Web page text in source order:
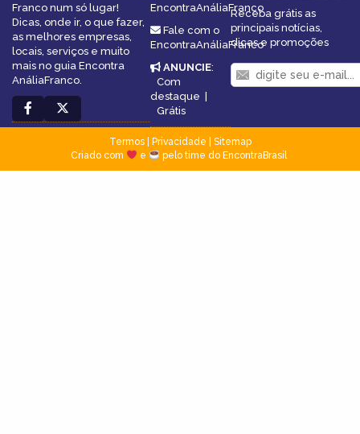
Franco num só lugar!
Dicas, onde ir, o que fazer,
as melhores empresas,
locais, serviços e muito
mais no guia Encontra
AnáliaFranco.
EncontraAnáliaFranco
Fale com o
EncontraAnáliaFranco
ANUNCIE:
Com
destaque |
Grátis
Receba grátis as
principais notícias,
dicas e promoções
Termos| Privacidade
Sitemap
Criado com
e pelo time do EncontraBrasil